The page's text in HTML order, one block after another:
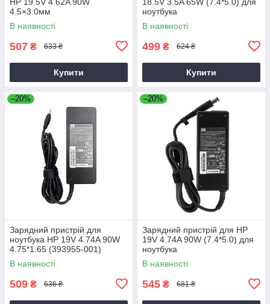
4.5×3.0мм
В наявності
507 ₴ 633 ₴
Купити
ноутбука
В наявності
499 ₴ 624 ₴
Купити
–20%
Зарядний пристрій для
ноутбука HP 19V 4.74A 90W
4.75*1.65 (393955-001)
В наявності
509 ₴ 636 ₴
–20%
Зарядний пристрій для HP
19V 4.74A 90W (7.4*5.0) для
ноутбука
В наявності
545 ₴ 681 ₴